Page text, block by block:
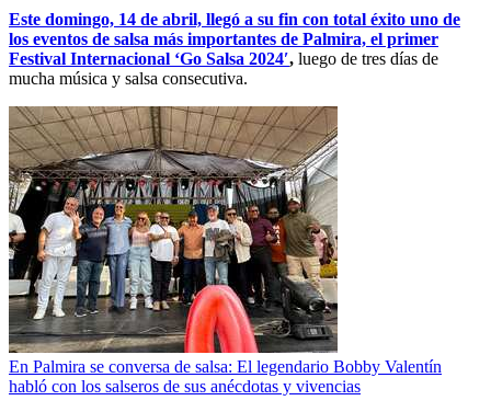
Este domingo, 14 de abril, llegó a su fin con total éxito uno de
los eventos de salsa más importantes de Palmira, el primer
Festival Internacional ‘Go Salsa 2024′, luego de tres días de
mucha música y salsa consecutiva.
En Palmira se conversa de salsa: El legendario Bobby Valentín
habló con los salseros de sus anécdotas y vivencias